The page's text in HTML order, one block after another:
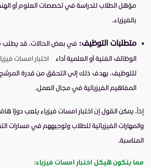
مؤهل الطلاب للدراسة في تخصصات العلوم أو
بالفيزياء.
متطلبات التوظيف: في بعض الحالات، قد
الوظائف الفنية أو العلمية أداء
اختبار امسات
للتوظيف. يهدف ذلك إلى التحقق من قدرة
المفاهيم الفيزيائية في مجال العمل.
إذاً، يمكن القول إن اختبار امسات فيزياء يلعب دورًا
والمهارات الفيزيائية للطلاب وتوجيههم في مسارات
المناسبة.
مما يتكون هيكل اختبار امسات فيزياء: